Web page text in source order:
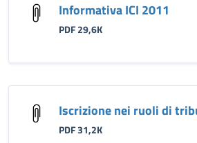
Informativa ICI 2011
PDF 29,6K
Iscrizione nei ruoli di
PDF 31,2K